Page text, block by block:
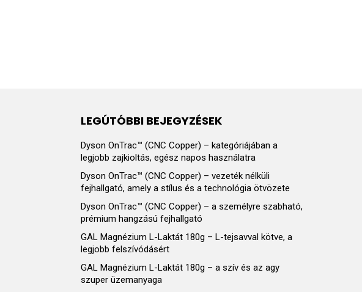
LEGÚTÓBBI BEJEGYZÉSEK
Dyson OnTrac™ (CNC Copper) – kategóriájában a
legjobb zajkioltás, egész napos használatra
Dyson OnTrac™ (CNC Copper) – vezeték nélküli
fejhallgató, amely a stílus és a technológia ötvözete
Dyson OnTrac™ (CNC Copper) – a személyre szabható,
prémium hangzású fejhallgató
GAL Magnézium L-Laktát 180g – L-tejsavval kötve, a
legjobb felszívódásért
GAL Magnézium L-Laktát 180g – a szív és az agy
szuper üzemanyaga